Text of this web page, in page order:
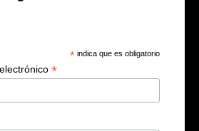
* indica que es obligatorio
*